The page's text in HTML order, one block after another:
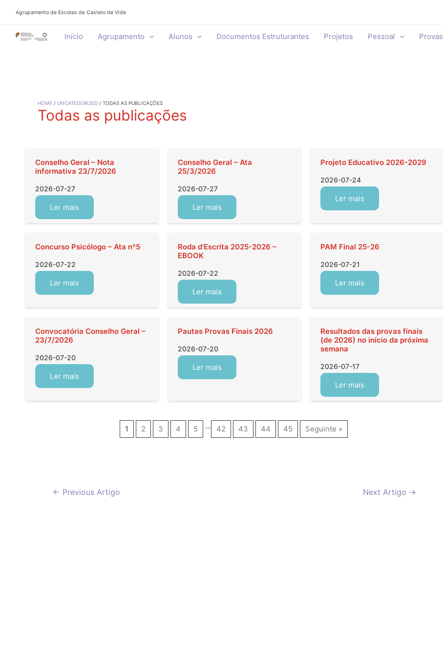
Agrupamento de Escolas de Castelo de Vide
Início Agrupamento Alunos Documentos Estruturantes Projetos Pessoal Provas
HOME UNCATEGORIZED TODAS AS PUBLICAÇÕES
Todas as publicações
Conselho Geral – Nota
informativa 23/7/2026
2026-07-27
Ler mais
Conselho Geral – Ata
25/3/2026
2026-07-27
Ler mais
Projeto Educativo 2026-2029
2026-07-24
Ler mais
Concurso Psicólogo – Ata nº5
2026-07-22
Ler mais
Roda d’Escrita 2025-2026 –
EBOOK
2026-07-22
Ler mais
PAM Final 25-26
2026-07-21
Ler mais
Convocatória Conselho Geral –
23/7/2026
2026-07-20
Ler mais
Pautas Provas Finais 2026
2026-07-20
Ler mais
Resultados das provas finais
(de 2026) no início da próxima
semana
2026-07-17
Ler mais
1 2 3 4 5 … 42 43 44 45 Seguinte »
Navegação
← Previous Artigo Next Artigo →